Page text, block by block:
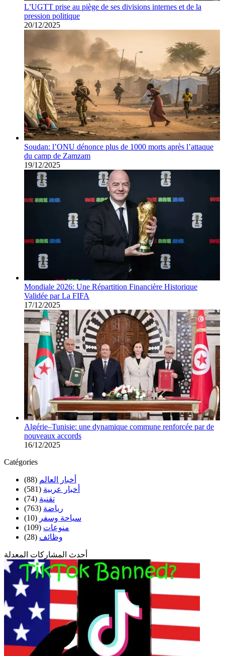
L’UGTT prise au piège de ses divisions internes et de la
pression politique
20/12/2025
Soudan: l’ONU dénonce plus de 1000 morts après l’attaque
du camp de Zamzam
19/12/2025
Mondiale 2026: Une Répartition Financière Historique
Validée par La FIFA
17/12/2025
Algérie–Tunisie: une dynamique commune renforcée par de
nouveaux accords
16/12/2025
Catégories
أخبار العالم (88)
أخبار عربية (581)
تقنية (74)
رياضة (763)
سياحة وسفر (10)
منوعات (109)
وظائف (28)
أحدث المشاركات المعدلة